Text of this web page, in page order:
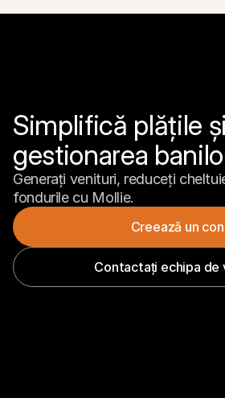
Simplifică plățile și
gestionarea
Generați venituri, reduceți
fondurile cu Mollie.
Creează un
Contactați echipa de